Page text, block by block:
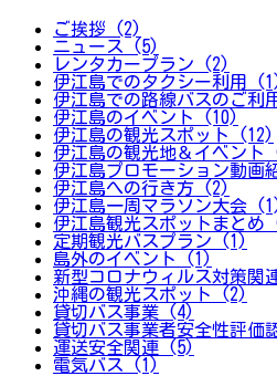
ご挨拶 (2)
ニュース (5)
レンタカープラン (2)
伊江島でのタクシー利用
伊江島での路線バスのご利
伊江島のイベント (10)
伊江島の観光スポット (12)
伊江島の観光地＆イベント
伊江島プロモーション動画
伊江島への行き方 (2)
伊江島一周マラソン大会
伊江島観光スポットまとめ
定期観光バスプラン (1)
島外のイベント (1)
新型コロナウィルス対策関
沖縄の観光スポット (2)
貸切バス事業 (4)
貸切バス事業者安全性評価
運送安全関連 (5)
電気バス (1)